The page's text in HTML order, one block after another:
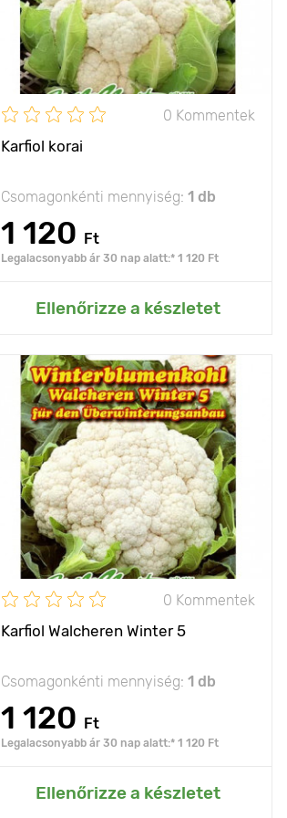
0 Kommentek
Karfiol korai
Csomagonkénti mennyiség: 1 db
1 120 Ft
Legalacsonyabb ár 30 nap alatt:* 1 120 Ft
Ellenőrizze a készletet
Ültetési távolság 40 x 50 cm
Fényigény nap
Hozzáadás az Én kertemhez
0 Kommentek
Karfiol Walcheren Winter 5
Csomagonkénti mennyiség: 1 db
1 120 Ft
Legalacsonyabb ár 30 nap alatt:* 1 120 Ft
Ellenőrizze a készletet
Jellemzők finom fajta
Kifejlett kori
magasság
30 - 40 cm
Ültetési távolság 50 x 50 cm
Fényigény nap
Hozzáadás az Én kertemhez